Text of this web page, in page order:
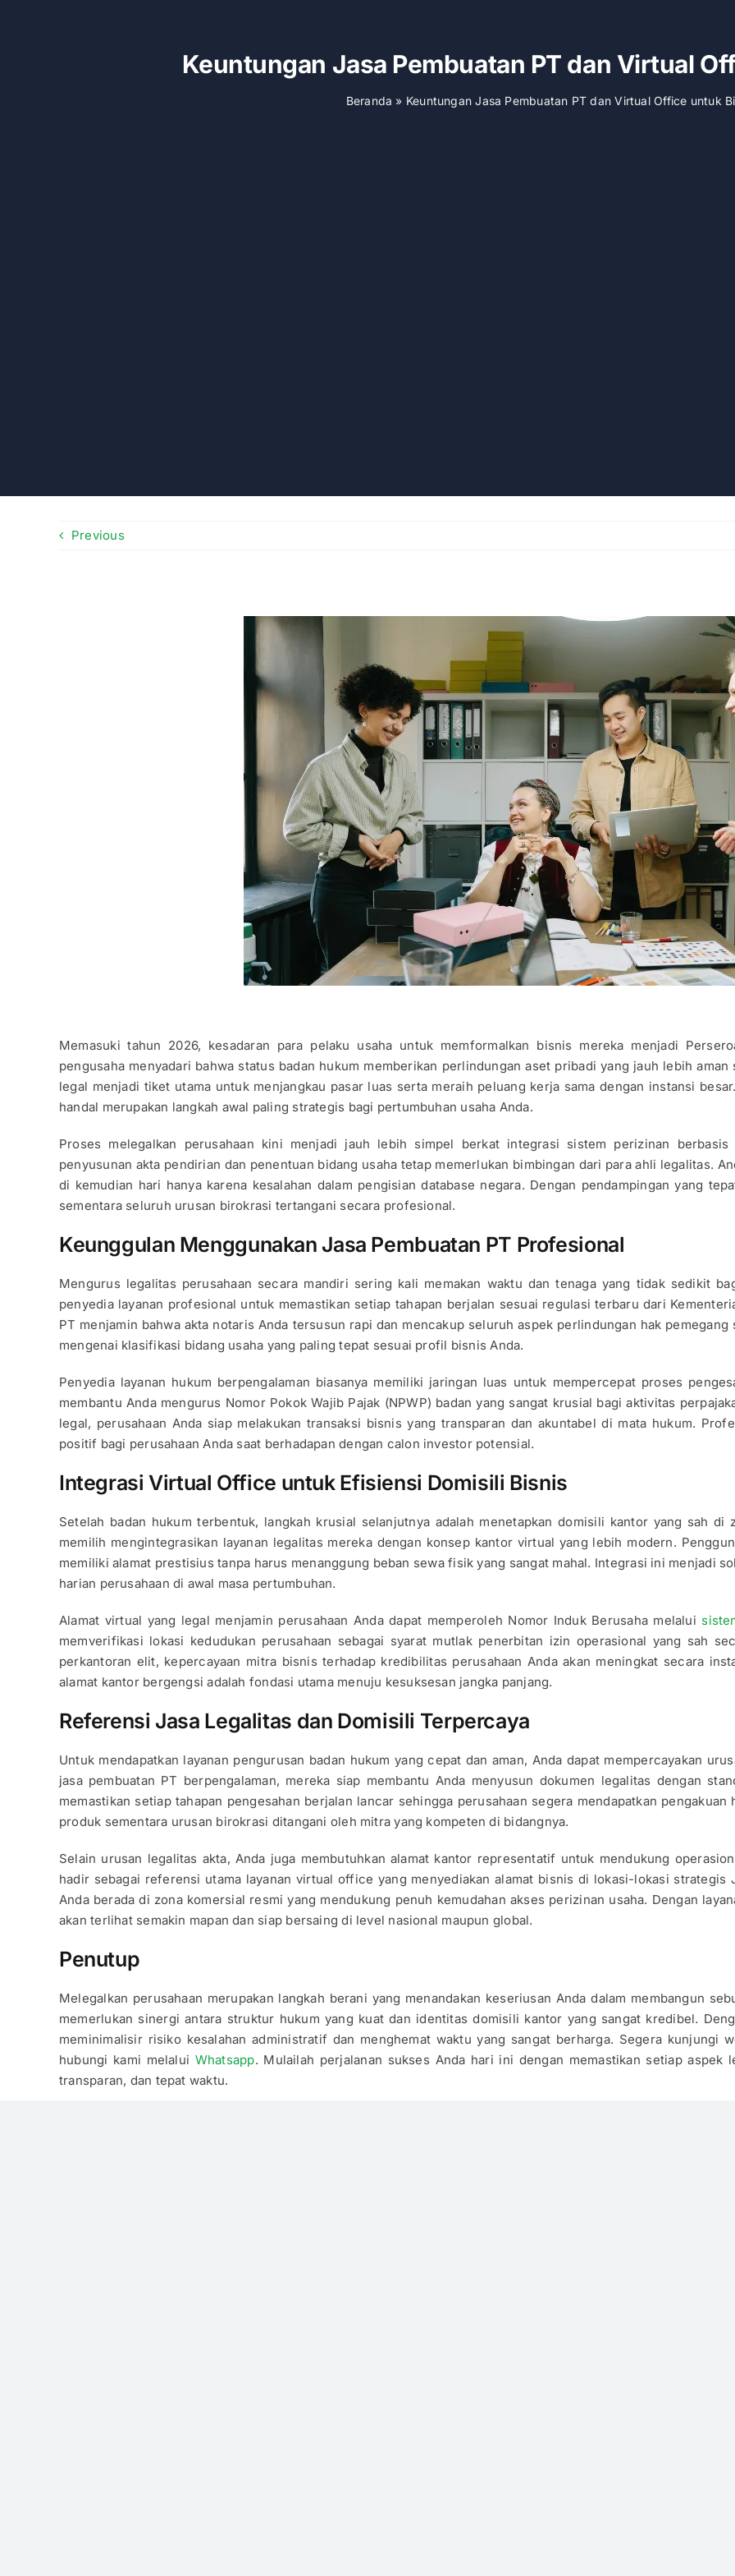
Keuntungan Jasa Pembuatan PT dan Virtual
Beranda » Keuntungan Jasa Pembuatan PT dan Virtual Office untuk
Previous
Memasuki tahun 2026, kesadaran para pelaku usaha untuk memformalkan bisnis mereka menjadi
pengusaha menyadari bahwa status badan hukum memberikan perlindungan aset pribadi yang jauh lebih
legal menjadi tiket utama untuk menjangkau pasar luas serta meraih peluang kerja sama dengan instansi
handal merupakan langkah awal paling strategis bagi pertumbuhan usaha Anda.
Proses melegalkan perusahaan kini menjadi jauh lebih simpel berkat integrasi sistem perizinan
penyusunan akta pendirian dan penentuan bidang usaha tetap memerlukan bimbingan dari para ahli legalitas.
di kemudian hari hanya karena kesalahan dalam pengisian database negara. Dengan pendampingan yang
sementara seluruh urusan birokrasi tertangani secara profesional.
Keunggulan Menggunakan Jasa Pembuatan PT Profesional
Mengurus legalitas perusahaan secara mandiri sering kali memakan waktu dan tenaga yang tidak sedikit
penyedia layanan profesional untuk memastikan setiap tahapan berjalan sesuai regulasi terbaru dari
PT menjamin bahwa akta notaris Anda tersusun rapi dan mencakup seluruh aspek perlindungan hak pemegang
mengenai klasifikasi bidang usaha yang paling tepat sesuai profil bisnis Anda.
Penyedia layanan hukum berpengalaman biasanya memiliki jaringan luas untuk mempercepat proses
membantu Anda mengurus Nomor Pokok Wajib Pajak (NPWP) badan yang sangat krusial bagi aktivitas
legal, perusahaan Anda siap melakukan transaksi bisnis yang transparan dan akuntabel di mata hukum.
positif bagi perusahaan Anda saat berhadapan dengan calon investor potensial.
Integrasi Virtual Office untuk Efisiensi Domisili Bisnis
Setelah badan hukum terbentuk, langkah krusial selanjutnya adalah menetapkan domisili kantor yang sah
memilih mengintegrasikan layanan legalitas mereka dengan konsep kantor virtual yang lebih modern.
memiliki alamat prestisius tanpa harus menanggung beban sewa fisik yang sangat mahal. Integrasi ini menjadi
harian perusahaan di awal masa pertumbuhan.
Alamat virtual yang legal menjamin perusahaan Anda dapat memperoleh Nomor Induk Berusaha melalui
memverifikasi lokasi kedudukan perusahaan sebagai syarat mutlak penerbitan izin operasional yang sah
perkantoran elit, kepercayaan mitra bisnis terhadap kredibilitas perusahaan Anda akan meningkat secara
alamat kantor bergengsi adalah fondasi utama menuju kesuksesan jangka panjang.
Referensi Jasa Legalitas dan Domisili Terpercaya
Untuk mendapatkan layanan pengurusan badan hukum yang cepat dan aman, Anda dapat mempercayakan
jasa pembuatan PT berpengalaman, mereka siap membantu Anda menyusun dokumen legalitas dengan
memastikan setiap tahapan pengesahan berjalan lancar sehingga perusahaan segera mendapatkan
produk sementara urusan birokrasi ditangani oleh mitra yang kompeten di bidangnya.
Selain urusan legalitas akta, Anda juga membutuhkan alamat kantor representatif untuk mendukung
hadir sebagai referensi utama layanan virtual office yang menyediakan alamat bisnis di lokasi-lokasi strategis
Anda berada di zona komersial resmi yang mendukung penuh kemudahan akses perizinan usaha. Dengan
akan terlihat semakin mapan dan siap bersaing di level nasional maupun global.
Penutup
Melegalkan perusahaan merupakan langkah berani yang menandakan keseriusan Anda dalam membangun
memerlukan sinergi antara struktur hukum yang kuat dan identitas domisili kantor yang sangat kredibel.
meminimalisir risiko kesalahan administratif dan menghemat waktu yang sangat berharga. Segera kunjungi
hubungi kami melalui Whatsapp. Mulailah perjalanan sukses Anda hari ini dengan memastikan setiap aspek
transparan, dan tepat waktu.